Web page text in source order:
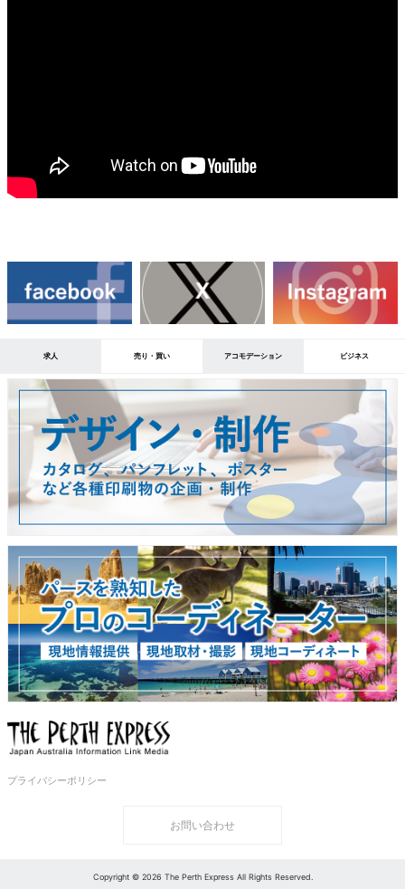
求人 売り・買い アコモデーション ビジネス
プライバシーポリシー
お問い合わせ
Copyright © 2026 The Perth Express All Rights Reserved.